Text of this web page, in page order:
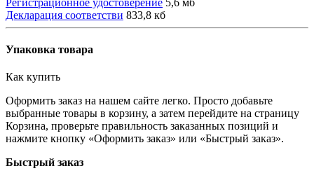
Декларация соответстви 833,8 кб
Упаковка товара
Как купить
Оформить заказ на нашем сайте легко. Просто добавьте
выбранные товары в корзину, а затем перейдите на страницу
Корзина, проверьте правильность заказанных позиций и
нажмите кнопку «Оформить заказ» или «Быстрый заказ».
Быстрый заказ